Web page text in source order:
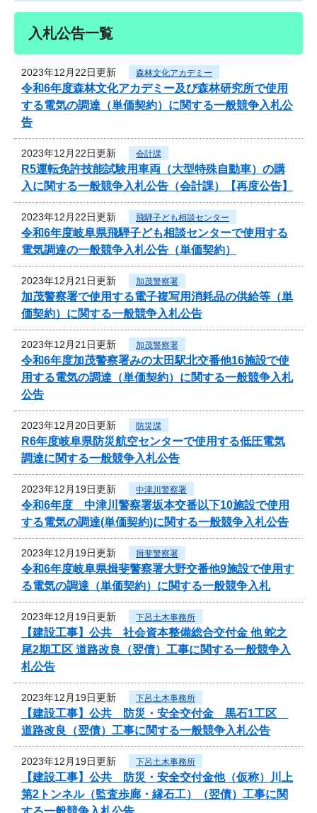
入札公告一覧
2023年12月22日更新 森林文化アカデミー
令和6年度森林文化アカデミー及び森林研究所で使用
する電気の調達（単価契約）に関する一般競争入札公
告
2023年12月22日更新 会計課
R5運転免許技能試験用車両（大型特殊自動車）の購
入に関する一般競争入札公告（会計課）【再度公告】
2023年12月22日更新 飛騨子ども相談センター
令和6年度岐阜県飛騨子ども相談センターで使用する
電気調達の一般競争入札公告（単価契約）
2023年12月21日更新 加茂警察署
加茂警察署で使用する電子複写用消耗品の供給等（単
価契約）に関する一般競争入札公告
2023年12月21日更新 加茂警察署
令和6年度加茂警察署みの太田駅北交番他16施設で使
用する電気の調達（単価契約）に関する一般競争入札
公告
2023年12月20日更新 防災課
R6年度岐阜県防災航空センターで使用する低圧電気
調達に関する一般競争入札公告
2023年12月19日更新 中津川警察署
令和6年度 中津川警察署坂本交番以下10施設で使用
する電気の調達(単価契約)に関する一般競争入札公告
2023年12月19日更新 揖斐警察署
令和6年度岐阜県揖斐警察署大野交番他9施設で使用す
る電気の調達（単価契約）に関する一般競争入札
2023年12月19日更新 下呂土木事務所
【建設工事】公共 社会資本整備総合交付金 他 蛇之
尾2期工区 道路改良（翌債）工事に関する一般競争入
札公告
2023年12月19日更新 下呂土木事務所
【建設工事】公共 防災・安全交付金 黒石1工区
道路改良（翌債）工事に関する一般競争入札公告
2023年12月19日更新 下呂土木事務所
【建設工事】公共 防災・安全交付金他（仮称）川上
第2トンネル（監査歩廊・縁石工）（翌債）工事に関